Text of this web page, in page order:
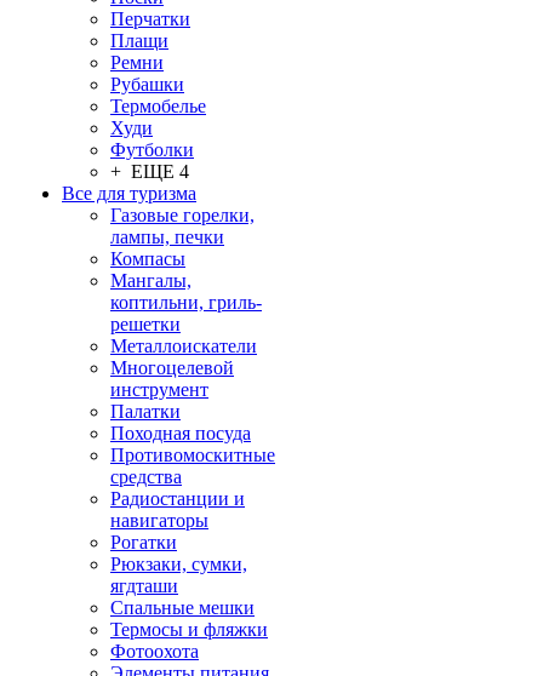
Перчатки
Плащи
Ремни
Рубашки
Термобелье
Худи
Футболки
+ ЕЩЕ 4
Все для туризма
Газовые горелки,
лампы, печки
Компасы
Мангалы,
коптильни, гриль-
решетки
Металлоискатели
Многоцелевой
инструмент
Палатки
Походная посуда
Противомоскитные
средства
Радиостанции и
навигаторы
Рогатки
Рюкзаки, сумки,
ягдташи
Спальные мешки
Термосы и фляжки
Фотоохота